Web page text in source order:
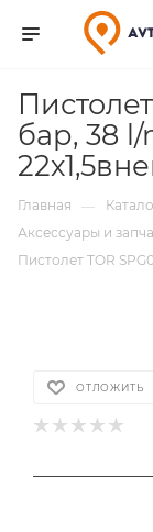
бар, 38 l/
Главная —
Аксессуары и
Пистолет TOR
ОТЛОЖИТЬ